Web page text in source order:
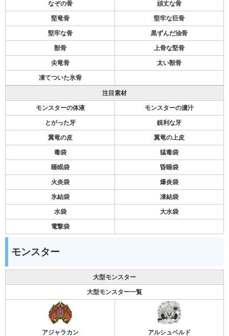
なぞの骨 頑丈な骨
堅竜骨 堅牢な巨骨
堅牢な骨 黒ずんだ油骨
獣骨 上骨な堅骨
尖竜骨 太い獣骨
凍てついた氷骨
注目素材
モンスターの体液 モンスターの濃汁
とがった牙 鋭利な牙
翼竜の皮 翼竜の上皮
毒袋 猛毒袋
睡眠袋 昏睡袋
火炎袋 爆炎袋
氷結袋 凍結袋
水袋 大水袋
電撃袋
モンスター
大型モンスター
大型モンスター一覧
アジャラカン アルシュベルド